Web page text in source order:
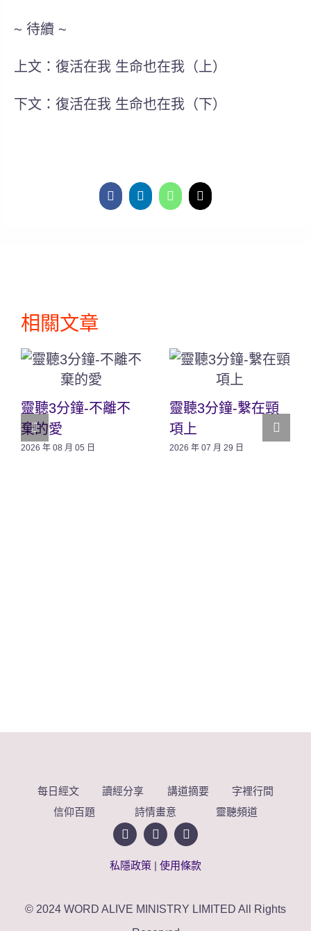
~ 待續 ~
上文：復活在我 生命也在我（上）
下文：復活在我 生命也在我（下）
相關文章
靈聽3分鐘-不離不
棄的愛
2026 年 08 月 05 日
靈聽3分鐘-繫在頸
項上
2026 年 07 月 29 日
私隱政策|使用條款